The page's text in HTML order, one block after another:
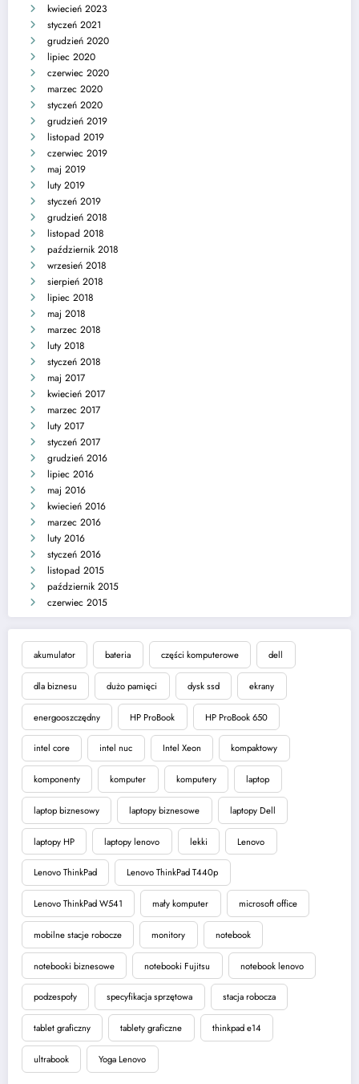
kwiecień 2023
styczeń 2021
grudzień 2020
lipiec 2020
czerwiec 2020
marzec 2020
styczeń 2020
grudzień 2019
listopad 2019
czerwiec 2019
maj 2019
luty 2019
styczeń 2019
grudzień 2018
listopad 2018
październik 2018
wrzesień 2018
sierpień 2018
lipiec 2018
maj 2018
marzec 2018
luty 2018
styczeń 2018
maj 2017
kwiecień 2017
marzec 2017
luty 2017
styczeń 2017
grudzień 2016
lipiec 2016
maj 2016
kwiecień 2016
marzec 2016
luty 2016
styczeń 2016
listopad 2015
październik 2015
czerwiec 2015
akumulator bateria części komputerowe dell
dla biznesu dużo pamięci dysk ssd ekrany
energooszczędny HP ProBook HP ProBook 650
intel core intel nuc Intel Xeon kompaktowy
komponenty komputer komputery laptop
laptop biznesowy laptopy biznesowe laptopy Dell
laptopy HP laptopy lenovo lekki Lenovo
Lenovo ThinkPad Lenovo ThinkPad T440p
Lenovo ThinkPad W541 mały komputer microsoft office
mobilne stacje robocze monitory notebook
notebooki biznesowe notebooki Fujitsu notebook lenovo
podzespoły specyfikacja sprzętowa stacja robocza
tablet graficzny tablety graficzne thinkpad e14
ultrabook Yoga Lenovo